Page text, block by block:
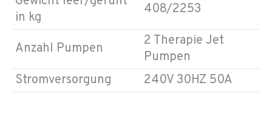
in kg
408/2253
Anzahl Pumpen
2 Therapie Jet
Pumpen
Stromversorgung
240V 30HZ 50A